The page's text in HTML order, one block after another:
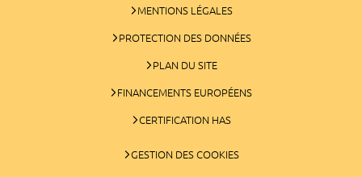
MENTIONS LÉGALES
PROTECTION DES DONNÉES
PLAN DU SITE
FINANCEMENTS EUROPÉENS
CERTIFICATION HAS
GESTION DES COOKIES